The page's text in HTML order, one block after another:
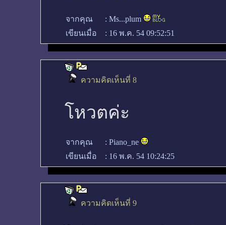
จากคุณ : Ms...plum
เขียนเมื่อ
: 16 พ.ค. 54 09:52:51
ความคิดเห็นที่ 8
โหวตค่ะ
จากคุณ : Piano_ne
เขียนเมื่อ
: 16 พ.ค. 54 10:24:25
ความคิดเห็นที่ 9